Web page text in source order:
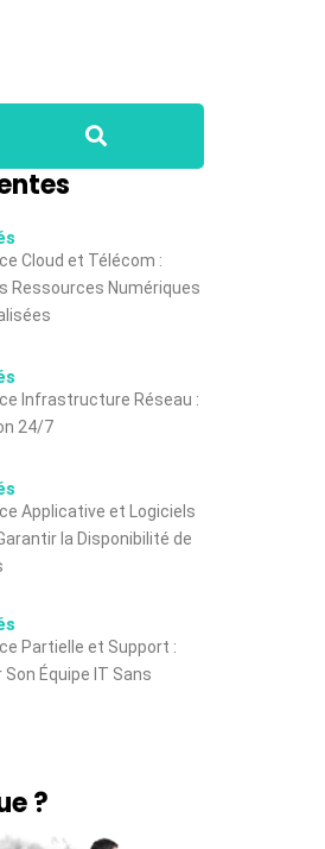
Cloud et Télécom :
Ressources Numériques
Infrastructure Réseau :
24/7
Applicative et Logiciels
la Disponibilité de
Partielle et Support :
Équipe IT Sans
?